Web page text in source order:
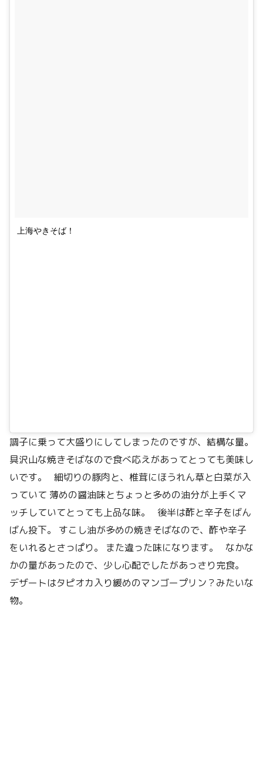
上海やきそば！
調子に乗って大盛りにしてしまったのですが、結構な量。
具沢山な焼きそばなので食べ応えがあってとっても美味し
いです。 細切りの豚肉と、椎茸にほうれん草と白菜が入
っていて 薄めの醤油味とちょっと多めの油分が上手くマ
ッチしていてとっても上品な味。 後半は酢と辛子をばん
ばん投下。 すこし油が多めの焼きそばなので、酢や辛子
をいれるとさっぱり。 また違った味になります。 なかな
かの量があったので、少し心配でしたがあっさり完食。
デザートはタピオカ入り緩めのマンゴープリン？みたいな
物。